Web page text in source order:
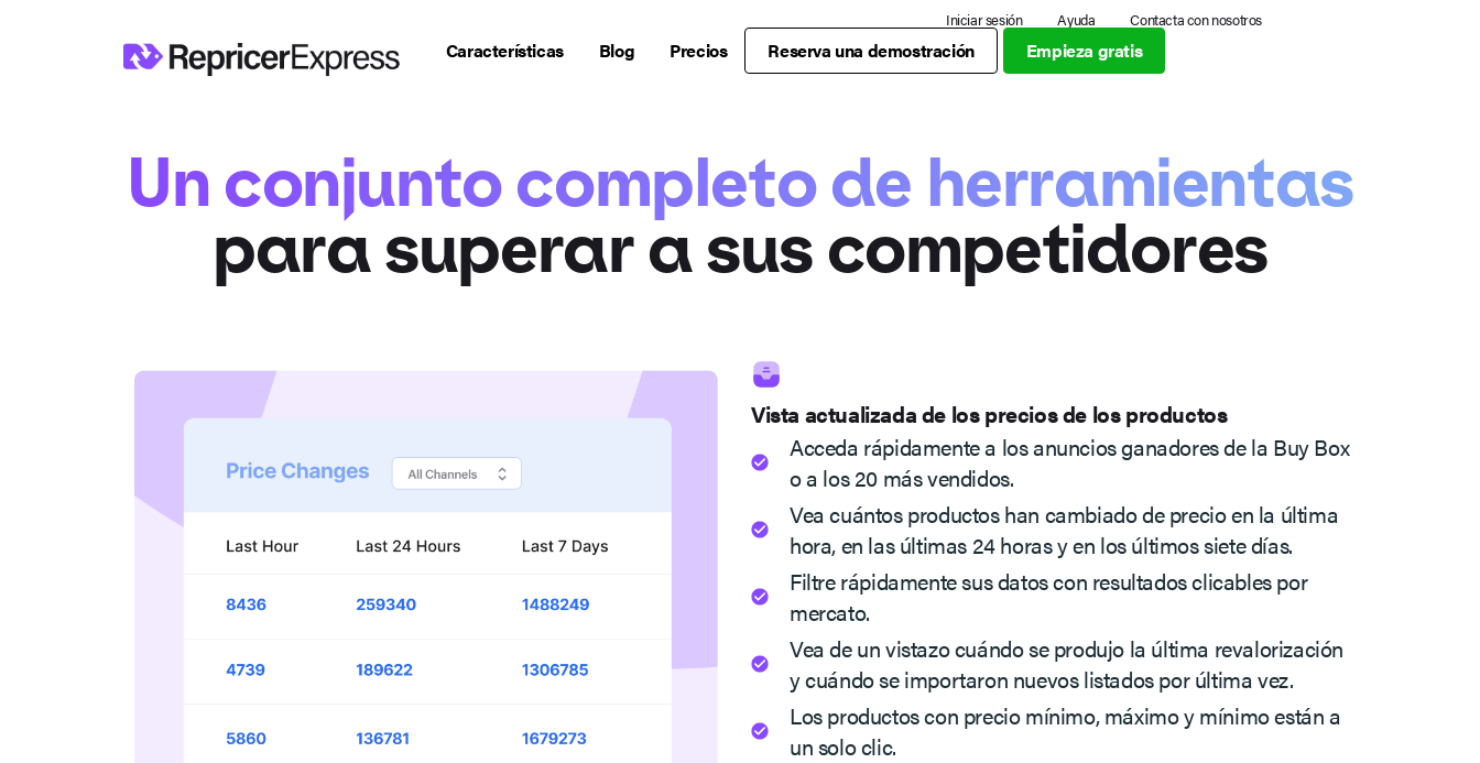
Iniciar sesión Ayuda Contacta con nosotros
Características Blog Precios Reserva una demostración Empieza gratis
Un conjunto completo de herramientas
para superar a sus competidores
Vista actualizada de los precios de los productos
Acceda rápidamente a los anuncios ganadores de la Buy Box
o a los 20 más vendidos.
Vea cuántos productos han cambiado de precio en la última
hora, en las últimas 24 horas y en los últimos siete días.
Filtre rápidamente sus datos con resultados clicables por
mercato.
Vea de un vistazo cuándo se produjo la última revalorización
y cuándo se importaron nuevos listados por última vez.
Los productos con precio mínimo, máximo y mínimo están a
un solo clic.